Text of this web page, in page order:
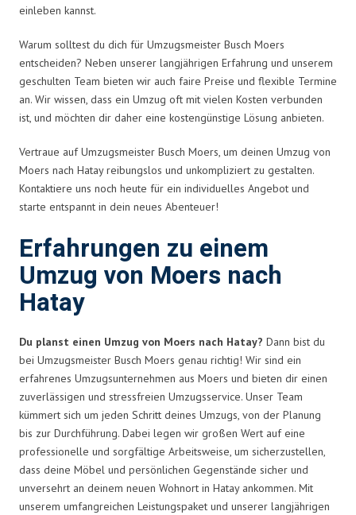
einleben kannst.
Warum solltest du dich für Umzugsmeister Busch Moers
entscheiden? Neben unserer langjährigen Erfahrung und unserem
geschulten Team bieten wir auch faire Preise und flexible Termine
an. Wir wissen, dass ein Umzug oft mit vielen Kosten verbunden
ist, und möchten dir daher eine kostengünstige Lösung anbieten.
Vertraue auf Umzugsmeister Busch Moers, um deinen Umzug von
Moers nach Hatay reibungslos und unkompliziert zu gestalten.
Kontaktiere uns noch heute für ein individuelles Angebot und
starte entspannt in dein neues Abenteuer!
Erfahrungen zu einem
Umzug von Moers nach
Hatay
Du planst einen Umzug von Moers nach Hatay? Dann bist du
bei Umzugsmeister Busch Moers genau richtig! Wir sind ein
erfahrenes Umzugsunternehmen aus Moers und bieten dir einen
zuverlässigen und stressfreien Umzugsservice. Unser Team
kümmert sich um jeden Schritt deines Umzugs, von der Planung
bis zur Durchführung. Dabei legen wir großen Wert auf eine
professionelle und sorgfältige Arbeitsweise, um sicherzustellen,
dass deine Möbel und persönlichen Gegenstände sicher und
unversehrt an deinem neuen Wohnort in Hatay ankommen. Mit
unserem umfangreichen Leistungspaket und unserer langjährigen